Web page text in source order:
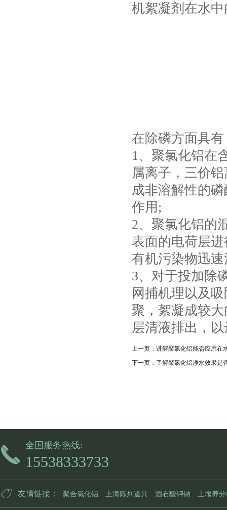
机絮凝剂在水
在除磷方面具有
1、聚氯化铝在
属离子，三价
成非溶解性的
作用;
2、聚氯化铝的
表面的电荷层
有机污染物迅
3、对于投加除
网捕机理以及
聚，絮凝成较
层清液排出，
上一页： 讲解聚氯化铝能否应用在
下一页： 了解聚氯化铝净水效果是
全国服务热线:
15538333733
友情链接： 聚合氯化铝 上海陈列道具 酒石酸钾钠 土壤养